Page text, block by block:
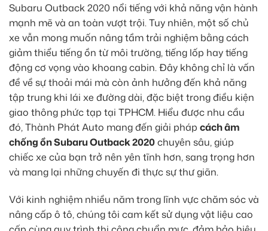
Subaru Outback 2020 nổi tiếng với khả năng vận hành
mạnh mẽ và an toàn vượt trội. Tuy nhiên, một số chủ
xe vẫn mong muốn nâng tầm trải nghiệm bằng cách
giảm thiểu tiếng ồn từ môi trường, tiếng lốp hay tiếng
động cơ vọng vào khoang cabin. Đây không chỉ là vấn
đề về sự thoải mái mà còn ảnh hưởng đến khả năng
tập trung khi lái xe đường dài, đặc biệt trong điều kiện
giao thông phức tạp tại TPHCM. Hiểu được nhu cầu
đó, Thành Phát Auto mang đến giải pháp cách âm
chống ồn Subaru Outback 2020chuyên sâu, giúp
chiếc xe của bạn trở nên yên tĩnh hơn, sang trọng hơn
và mang lại những chuyến đi thực sự thư giãn.
Với kinh nghiệm nhiều năm trong lĩnh vực chăm sóc và
nâng cấp ô tô, chúng tôi cam kết sử dụng vật liệu cao